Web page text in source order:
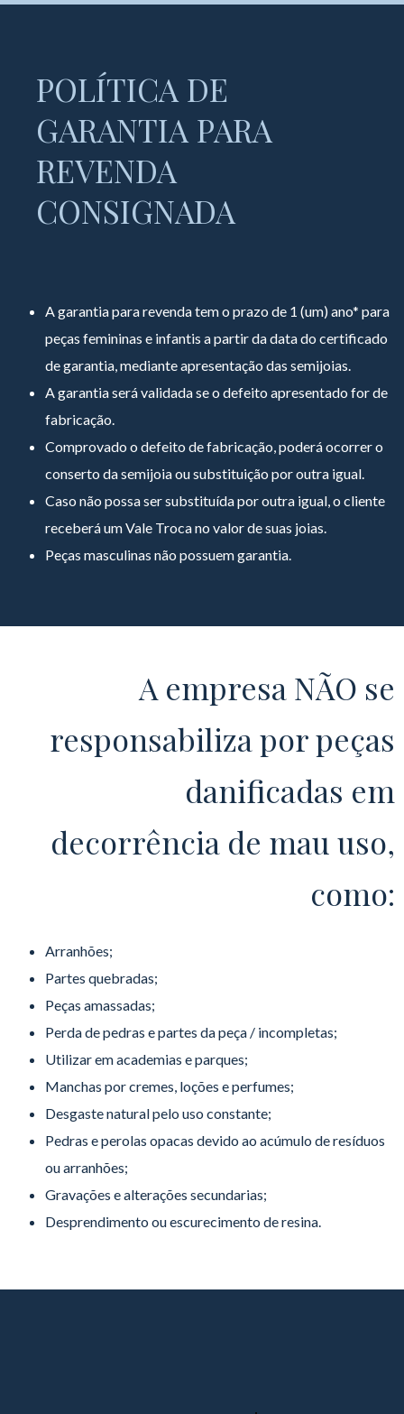
POLÍTICA DE
GARANTIA PARA
REVENDA
CONSIGNADA
A garantia para revenda tem o prazo de 1 (um) ano* para
peças femininas e infantis a partir da data do certificado
de garantia, mediante apresentação das semijoias.
A garantia será validada se o defeito apresentado for de
fabricação.
Comprovado o defeito de fabricação, poderá ocorrer o
conserto da semijoia ou substituição por outra igual.
Caso não possa ser substituída por outra igual, o cliente
receberá um Vale Troca no valor de suas joias.
Peças masculinas não possuem garantia.
A empresa NÃO se
responsabiliza por peças
danificadas em
decorrência de mau uso,
como:
Arranhões;
Partes quebradas;
Peças amassadas;
Perda de pedras e partes da peça / incompletas;
Utilizar em academias e parques;
Manchas por cremes, loções e perfumes;
Desgaste natural pelo uso constante;
Pedras e perolas opacas devido ao acúmulo de resíduos
ou arranhões;
Gravações e alterações secundarias;
Desprendimento ou escurecimento de resina.